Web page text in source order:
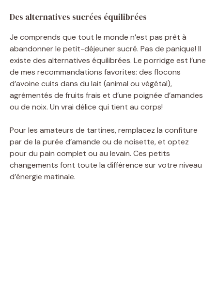
Des alternatives sucrées équilibrées
Je comprends que tout le monde n’est pas prêt à
abandonner le petit-déjeuner sucré. Pas de panique! Il
existe des alternatives équilibrées. Le porridge est l’une
de mes recommandations favorites: des flocons
d’avoine cuits dans du lait (animal ou végétal),
agrémentés de fruits frais et d’une poignée d’amandes
ou de noix. Un vrai délice qui tient au corps!
Pour les amateurs de tartines, remplacez la confiture
par de la purée d’amande ou de noisette, et optez
pour du pain complet ou au levain. Ces petits
changements font toute la différence sur votre niveau
d’énergie matinale.